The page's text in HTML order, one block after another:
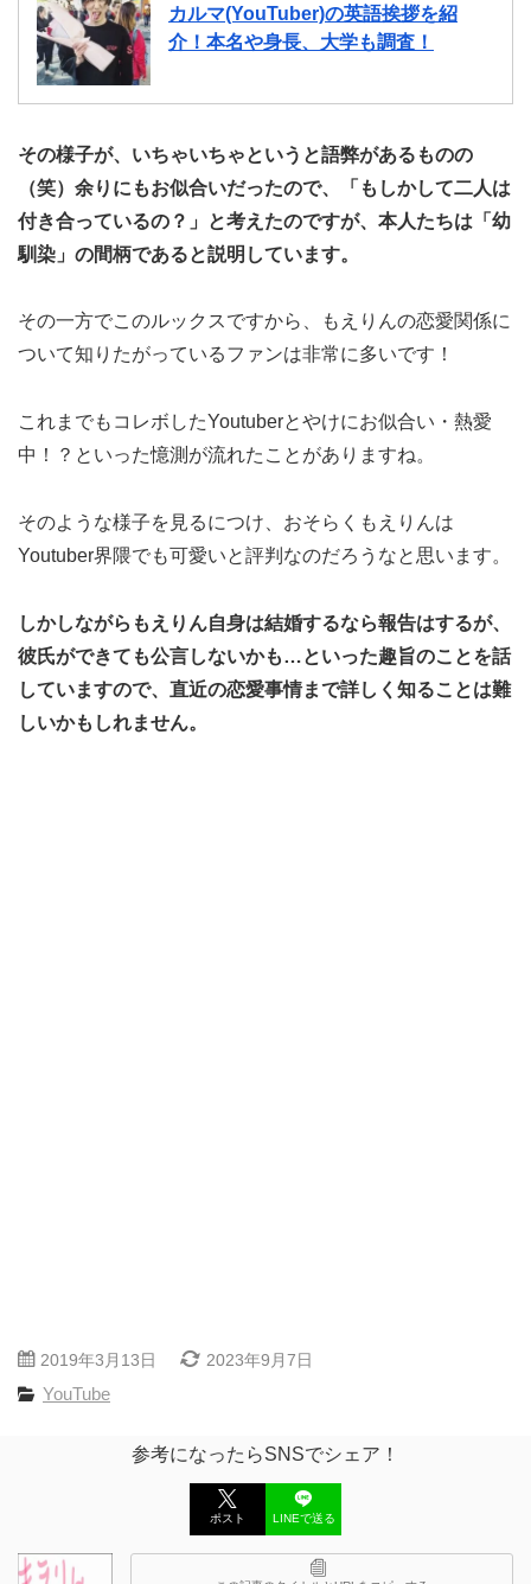
カルマ(YouTuber)の英語挨拶を紹
介！本名や身長、大学も調査！
その様子が、いちゃいちゃというと語弊があるものの
（笑）余りにもお似合いだったので、「もしかして二人は
付き合っているの？」と考えたのですが、本人たちは「幼
馴染」の間柄であると説明しています。
その一方でこのルックスですから、もえりんの恋愛関係に
ついて知りたがっているファンは非常に多いです！
これまでもコレボしたYoutuberとやけにお似合い・熱愛
中！？といった憶測が流れたことがありますね。
そのような様子を見るにつけ、おそらくもえりんは
Youtuber界隈でも可愛いと評判なのだろうなと思います。
しかしながらもえりん自身は結婚するなら報告はするが、
彼氏ができても公言しないかも…といった趣旨のことを話
していますので、直近の恋愛事情まで詳しく知ることは難
しいかもしれません。
2019年3月13日 2023年9月7日
YouTube
参考になったらSNSでシェア！
ポスト LINEで送る